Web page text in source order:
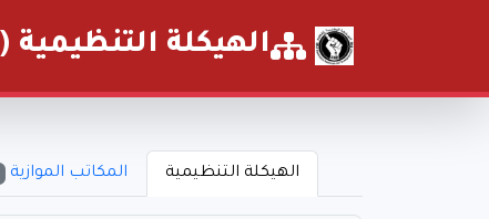
الهيكلة التنظيمية (FNE)
الهيكلة التنظيمية المكاتب الموازية